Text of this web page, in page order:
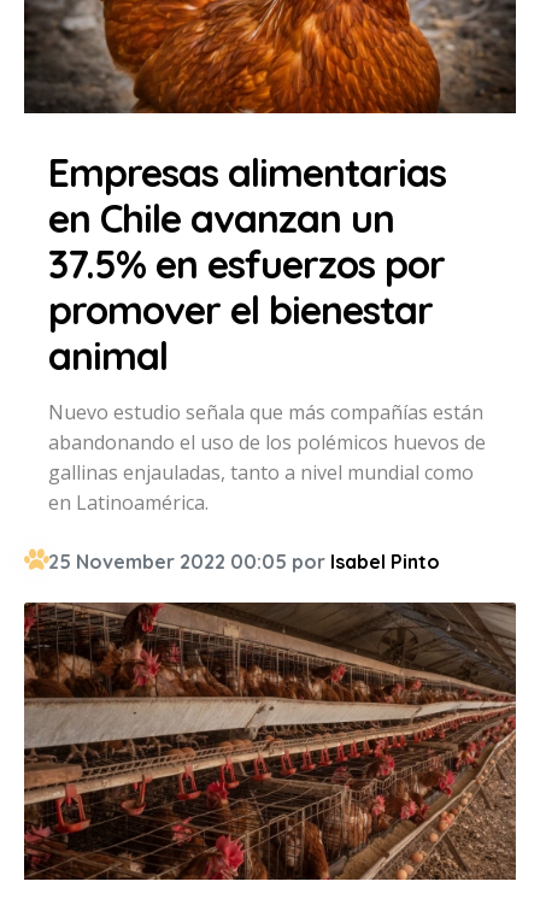
Empresas alimentarias
en Chile avanzan un
37.5% en esfuerzos por
promover el bienestar
animal
Nuevo estudio señala que más compañías están
abandonando el uso de los polémicos huevos de
gallinas enjauladas, tanto a nivel mundial como
en Latinoamérica.
25 November 2022 00:05 por Isabel Pinto